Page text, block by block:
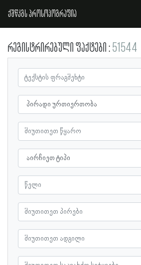
ქშწკგს პროსოპოგრაფია
რეგისტრირებული ფაქტები 51544